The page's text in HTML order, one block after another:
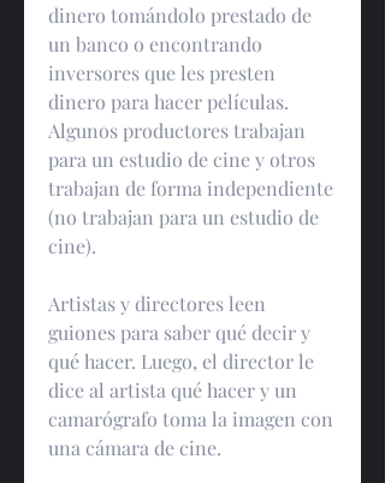
dinero tomándolo prestado de
un banco o encontrando
inversores que les presten
dinero para hacer películas.
Algunos productores trabajan
para un estudio de cine y otros
trabajan de forma independiente
(no trabajan para un estudio de
cine).
Artistas y directores leen
guiones para saber qué decir y
qué hacer. Luego, el director le
dice al artista qué hacer y un
camarógrafo toma la imagen con
una cámara de cine.